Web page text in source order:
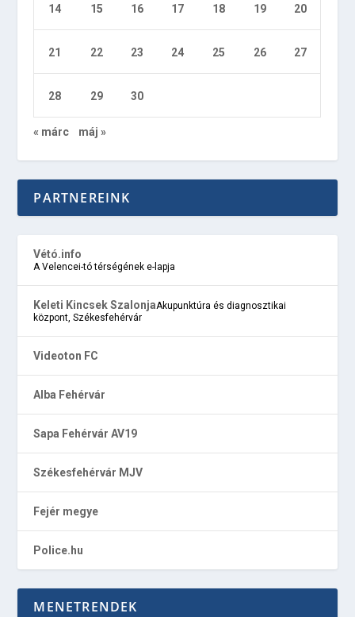
14 15 16 17 18 19 20
21 22 23 24 25 26 27
28 29 30
« márc máj »
PARTNEREINK
Vétó.info
A Velencei-tó térségének e-lapja
Keleti Kincsek SzalonjaAkupunktúra és diagnosztikai
központ, Székesfehérvár
Videoton FC
Alba Fehérvár
Sapa Fehérvár AV19
Székesfehérvár MJV
Fejér megye
Police.hu
MENETRENDEK